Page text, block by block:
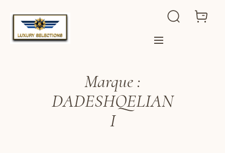
Marque :
DADESHQELIAN
I